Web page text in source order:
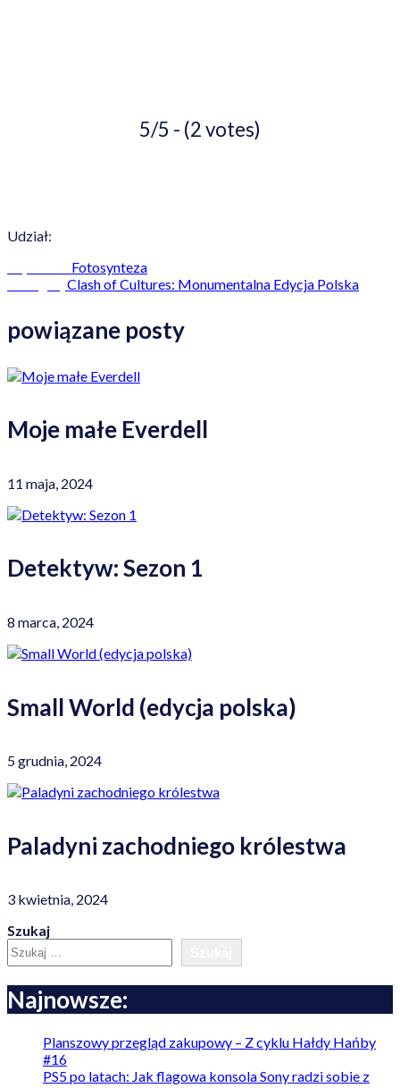
5/5 - (2 votes)
Udział:
Fotosynteza
Clash of Cultures: Monumentalna Edycja Polska
powiązane posty
Moje małe Everdell
11 maja, 2024
Detektyw: Sezon 1
8 marca, 2024
Small World (edycja polska)
5 grudnia, 2024
Paladyni zachodniego królestwa
3 kwietnia, 2024
Szukaj
Najnowsze:
Planszowy przegląd zakupowy – Z cyklu Hałdy Hańby
#16
PS5 po latach: Jak flagowa konsola Sony radzi sobie z